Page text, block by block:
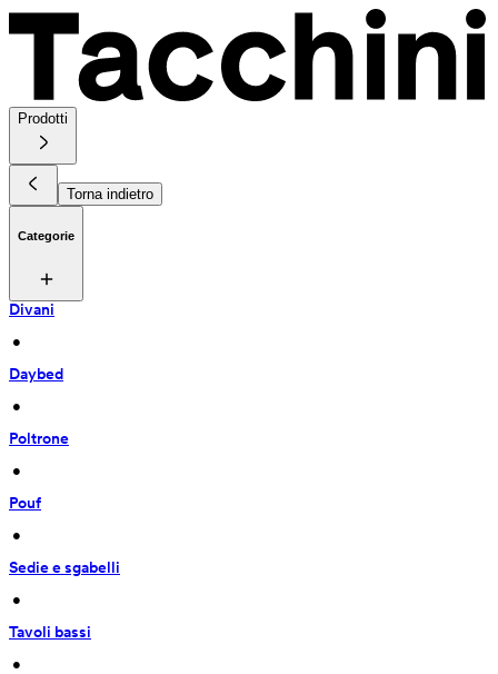
Prodotti
Torna indietro
Categorie
Divani
•
Daybed
•
Poltrone
•
Pouf
•
Sedie e sgabelli
•
Tavoli bassi
•